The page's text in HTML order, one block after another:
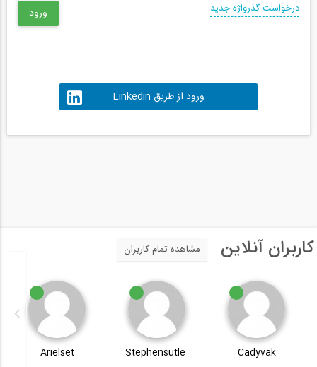
درخواست گذرواژه جدید
ورود از طریق Linkedin
کاربران آنلاین مشاهده تمام کاربران
Cadyvak
Stephensutle
Arielset